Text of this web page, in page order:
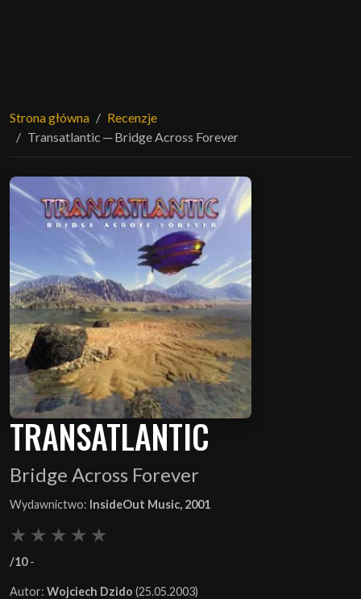
Strona główna
Recenzje
Transatlantic ─ Bridge Across Forever
TRANSATLANTIC
Bridge Across Forever
Wydawnictwo: InsideOut Music, 2001
/10-
Autor: Wojciech Dzido (25.05.2003)